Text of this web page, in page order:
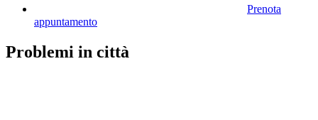
Prenota
appuntamento
Problemi in città